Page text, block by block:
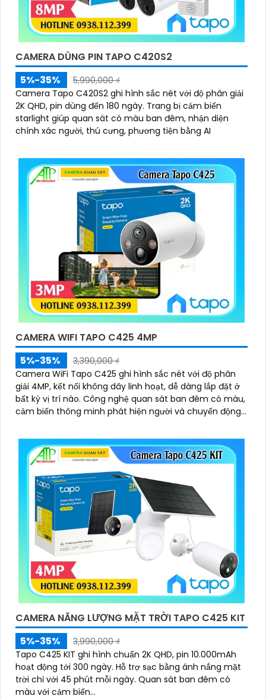
CAMERA DÙNG PIN TAPO C420S2
5%-35%
5,990,000 ₫
Camera Tapo C420S2 ghi hình sắc nét với độ phân giải
2K QHD, pin dùng đến 180 ngày. Trang bị cảm biến
starlight giúp quan sát có màu ban đêm, nhận diện
chính xác người, thú cưng, phương tiện bằng AI
CAMERA WIFI TAPO C425 4MP
5%-35%
3,390,000 ₫
Camera WiFi Tapo C425 ghi hình sắc nét với độ phân
giải 4MP, kết nối không dây linh hoạt, dễ dàng lắp đặt ở
bất kỳ vị trí nào. Công nghệ quan sát ban đêm có màu,
cảm biến thông minh phát hiện người và chuyển động
chống nước hiệu quả
CAMERA NĂNG LƯỢNG MẶT TRỜI TAPO C425 KIT
5%-35%
3,990,000 ₫
Tapo C425 KIT ghi hình chuẩn 2K QHD, pin 10.000mAh
hoạt động tới 300 ngày. Hỗ trợ sạc bằng ánh nắng mặt
trời chỉ với 45 phút mỗi ngày. Quan sát ban đêm có
màu với cảm biến...